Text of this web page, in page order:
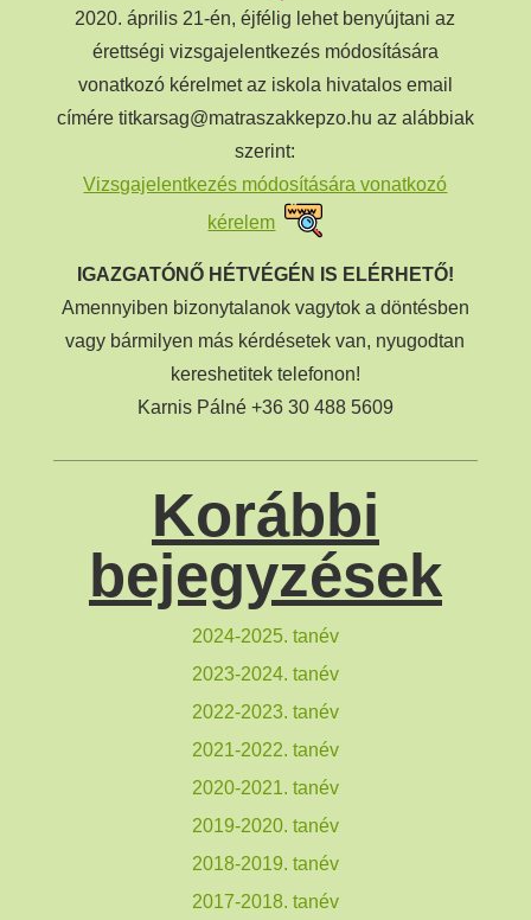
2020. április 21-én, éjfélig lehet benyújtani az
érettségi vizsgajelentkezés módosítására
vonatkozó kérelmet az iskola hivatalos email
címére titkarsag@matraszakkepzo.hu az alábbiak
szerint:
Vizsgajelentkezés módosítására vonatkozó
kérelem
IGAZGATÓNŐ HÉTVÉGÉN IS ELÉRHETŐ!
Amennyiben bizonytalanok vagytok a döntésben
vagy bármilyen más kérdésetek van, nyugodtan
kereshetitek telefonon!
Karnis Pálné +36 30 488 5609
Korábbi
bejegyzések
2024-2025. tanév
2023-2024. tanév
2022-2023. tanév
2021-2022. tanév
2020-2021. tanév
2019-2020. tanév
2018-2019. tanév
2017-2018. tanév